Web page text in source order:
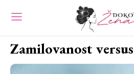
Zamilovanost